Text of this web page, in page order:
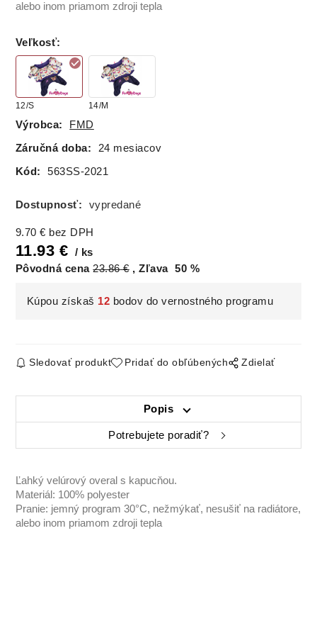
alebo inom priamom zdroji tepla
Veľkosť:
12/S 14/M
Výrobca: FMD
Záručná doba: 24 mesiacov
Kód: 563SS-2021
Dostupnosť: vypredané
9.70 € bez DPH
11.93 €
ks
Pôvodná cena 23.86€ Zľava 50 %
Kúpou získaš 12 bodov do vernostného programu
Sledovať produkt Pridať do obľúbených Zdielať
Popis
Potrebujete poradiť?
Ľahký velúrový overal s kapucňou.
Materiál: 100% polyester
Pranie: jemný program 30°C, nežmýkať, nesušiť na radiátore,
alebo inom priamom zdroji tepla